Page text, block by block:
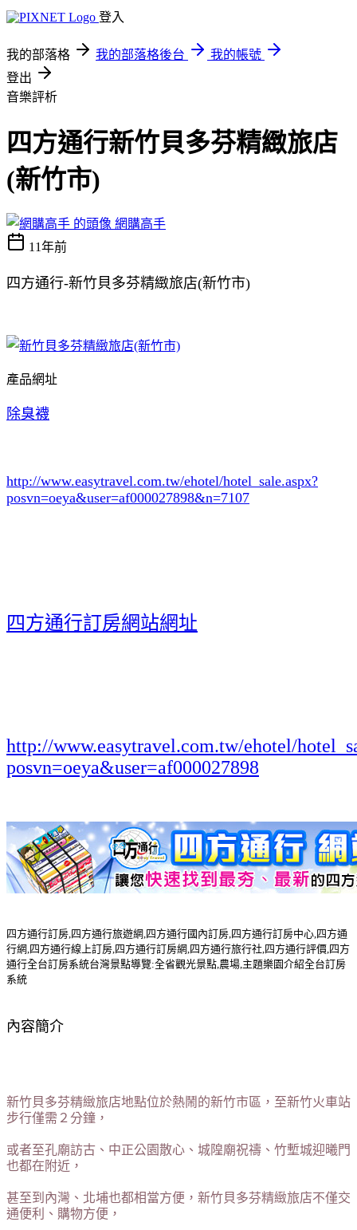
登入
我的部落格 我的部落格後台
我的帳號
登出
音樂評析
四方通行新竹貝多芬精緻旅店
(新竹市)
網購高手
11年前
四方通行-新竹貝多芬精緻旅店(新竹市)
產品網址
除臭襪
http://www.easytravel.com.tw/ehotel/hotel_sale.aspx?
posvn=oeya&user=af000027898&n=7107
四方通行訂房網站網址
http://www.easytravel.com.tw/ehotel/
posvn=oeya&user=af000027898
四方通行訂房,四方通行旅遊網,四方通行國內訂房,四方通行訂房中心,四方通
行網,四方通行線上訂房,四方通行訂房網,四方通行旅行社,四方通行評價,四方
通行全台訂房系統台灣景點導覽:全省觀光景點,農場,主題樂園介紹全台訂房
系統
內容簡介
新竹貝多芬精緻旅店地點位於熱鬧的新竹市區，至新竹火車站
步行僅需２分鐘，
或者至孔廟訪古、中正公園散心、城隍廟祝禱、竹塹城迎曦門
也都在附近，
甚至到內灣、北埔也都相當方便，新竹貝多芬精緻旅店不僅交
通便利、購物方便，